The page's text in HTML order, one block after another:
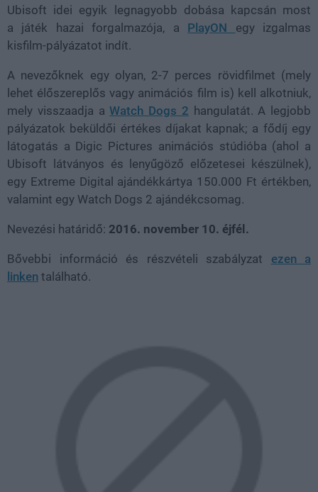
Ubisoft idei egyik legnagyobb dobása kapcsán most
a játék hazai forgalmazója, a PlayON egy izgalmas
kisfilm-pályázatot indít.
A nevezőknek egy olyan, 2-7 perces rövidfilmet (mely
lehet élőszereplős vagy animációs film is) kell alkotniuk,
mely visszaadja aWatch Dogs 2 hangulatát. A legjobb
pályázatok beküldői értékes díjakat kapnak; a fődíj egy
látogatás a Digic Pictures animációs stúdióba (ahol a
Ubisoft látványos és lenyűgöző előzetesei készülnek),
egy Extreme Digital ajándékkártya 150.000 Ft értékben,
valamint egy Watch Dogs 2 ajándékcsomag.
Nevezési határidő: 2016. november 10. éjfél.
Bővebbi információ és részvételi szabályzat ezen a
linken található.